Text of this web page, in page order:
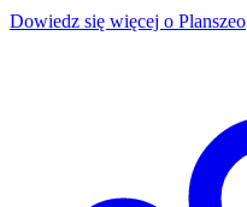
Dowiedz się więcej o Planszeo